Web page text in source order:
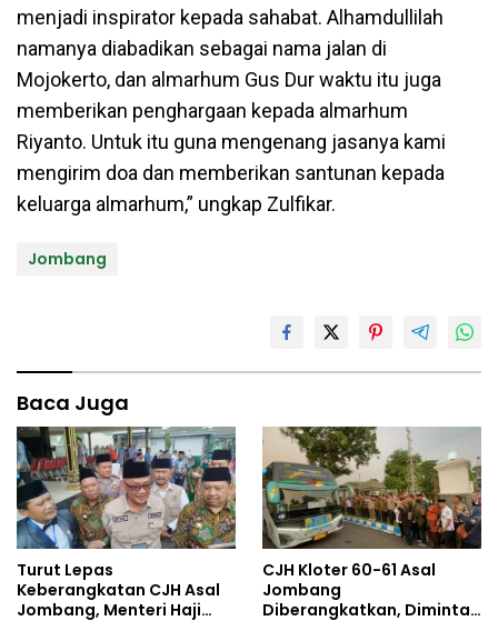
menjadi inspirator kepada sahabat. Alhamdullilah
namanya diabadikan sebagai nama jalan di
Mojokerto, dan almarhum Gus Dur waktu itu juga
memberikan penghargaan kepada almarhum
Riyanto. Untuk itu guna mengenang jasanya kami
mengirim doa dan memberikan santunan kepada
keluarga almarhum,” ungkap Zulfikar.
Jombang
Baca Juga
Turut Lepas
Keberangkatan CJH Asal
Jombang, Menteri Haji
CJH Kloter 60-61 Asal
Jombang
Diberangkatkan, Diminta